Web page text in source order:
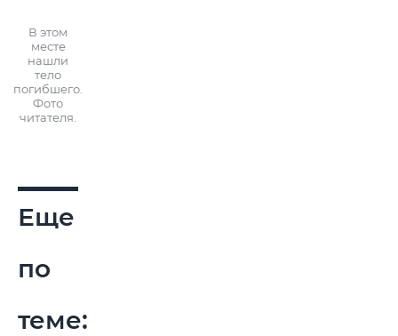
В этом
месте
нашли
тело
погибшего.
Фото
читателя.
Еще
по
теме: